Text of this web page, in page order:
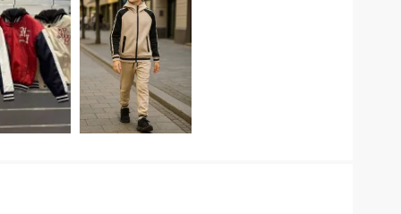
qui s’adaptent parfaitement aux
vous cherchiez à étoffer votre offre
ou un denim résistant, ce
votre activité. Mysia Miller
vêtements, c’est un partenaire
de votre boutique et vous aide